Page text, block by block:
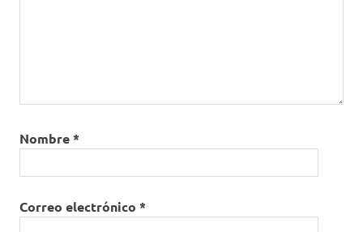
Nombre*
Correo electrónico *